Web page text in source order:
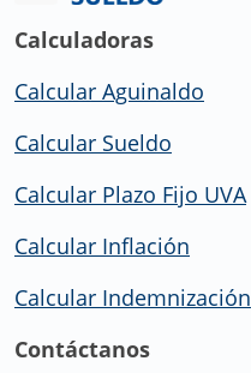
Calculadoras
Calcular Aguinaldo
Calcular Sueldo
Calcular Plazo Fijo UVA
Calcular Inflación
Calcular Indemnización
Contáctanos